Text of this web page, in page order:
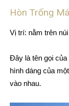
Hòn Trống
Vị trí: nằm trên
Đây là tên gọi của
hình dáng của
vào nhau.